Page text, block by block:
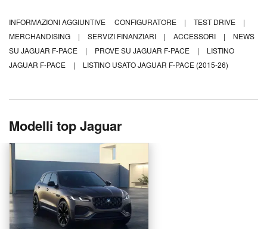
INFORMAZIONI AGGIUNTIVE CONFIGURATORE | TEST DRIVE
|
MERCHANDISING
| SERVIZI FINANZIARI | ACCESSORI |
NEWS
SU JAGUAR F-PACE
| PROVE SU JAGUAR F-PACE |
LISTINO
JAGUAR F-PACE
| LISTINO USATO JAGUAR F-PACE (2015-26)
Modelli top Jaguar